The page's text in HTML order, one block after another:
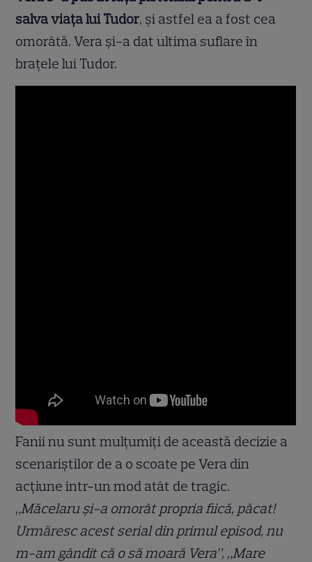
salva viața lui Tudor, și astfel ea a fost cea
omorâtă. Vera și-a dat ultima suflare în
brațele lui Tudor.
Fanii nu sunt mulțumiți de această decizie a
scenariștilor de a o scoate pe Vera din
acțiune într-un mod atât de tragic.
„Măcelaru și-a omorât propria fiică, păcat!
Urmăresc acest serial din primul episod, nu
m-am gândit că o să moară Vera”, „Mare